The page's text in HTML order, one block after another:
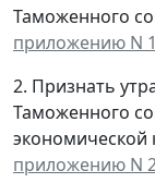
Таможенного
приложению N 1
2. Признать
Таможенного
экономической
приложению N